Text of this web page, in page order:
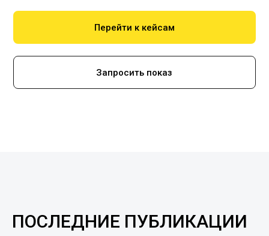
Перейти к кейсам
Запросить показ
ПОСЛЕДНИЕ ПУБЛИКАЦИИ